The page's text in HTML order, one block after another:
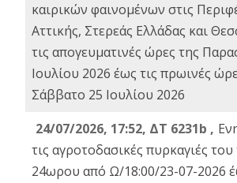
καιρικών φαινομένων στις
Αττικής, Στερεάς Ελλάδας και
τις απογευματινές ώρες της
Ιουλίου 2026 έως τις πρωινές
Σάββατο 25 Ιουλίου 2026
24/07/2026, 17:52, ΔΤ 6231b ,
τις αγροτοδασικές πυρκαγιές του
24ωρου από Ω/18:00/23-07-2026